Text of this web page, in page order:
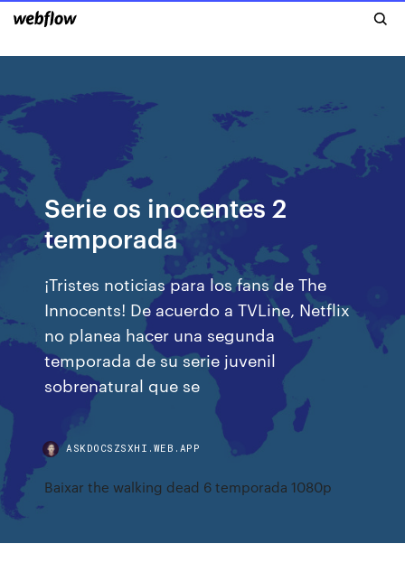
Serie os inocentes 2
temporada
¡Tristes noticias para los fans de The
Innocents! De acuerdo a TVLine, Netflix
no planea hacer una segunda
temporada de su serie juvenil
sobrenatural que se
ASKDOCSZSXHI.WEB.APP
Baixar the walking dead 6 temporada 1080p